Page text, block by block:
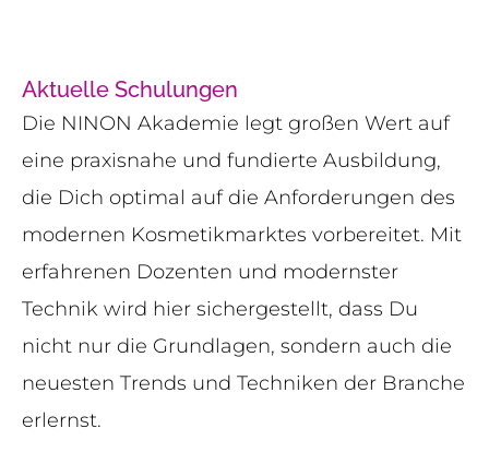
Aktuelle Schulungen
Die NINON Akademie legt großen Wert auf
eine praxisnahe und fundierte Ausbildung,
die Dich optimal auf die Anforderungen des
modernen Kosmetikmarktes vorbereitet. Mit
erfahrenen Dozenten und modernster
Technik wird hier sichergestellt, dass Du
nicht nur die Grundlagen, sondern auch die
neuesten Trends und Techniken der Branche
erlernst.